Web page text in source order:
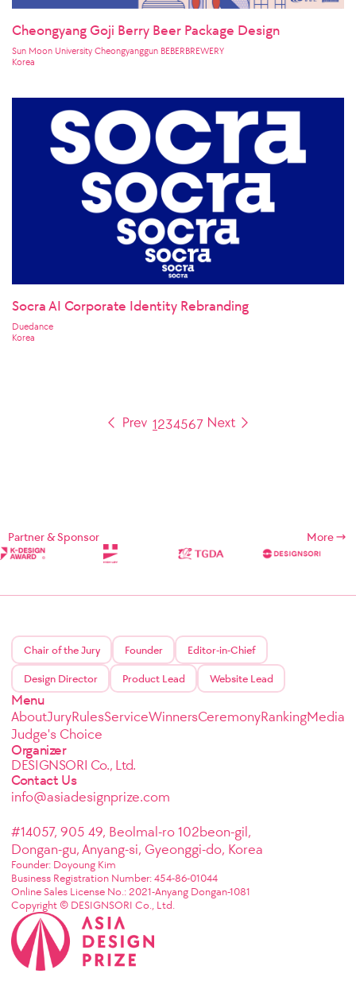
Cheongyang Goji Berry Beer Package Design
Sun Moon University Cheongyanggun BEBERBREWERY
Korea
Socra AI Corporate Identity Rebranding
Duedance
Korea
1234567
Partner & Sponsor More
Chair of the Jury Founder Editor-in-Chief
Design Director Product Lead Website Lead
Menu
AboutJuryRulesServiceWinnersCeremonyRankingMedia
Judge's Choice
Organizer
DESIGNSORI Co., Ltd.
Contact Us
info@asiadesignprize.com
#14057, 905 49, Beolmal-ro 102beon-gil,
Dongan-gu, Anyang-si, Gyeonggi-do, Korea
Founder: Doyoung Kim
Business Registration Number: 454-86-01044
Online Sales License No.: 2021-Anyang Dongan-1081
Copyright © DESIGNSORI Co., Ltd.